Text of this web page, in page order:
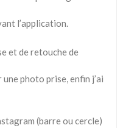
l’application.
et de retouche de
une photo prise, enfin j’ai
(barre ou cercle)